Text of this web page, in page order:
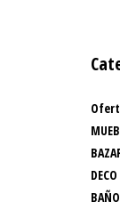
DECO